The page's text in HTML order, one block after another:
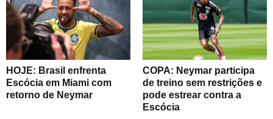
HOJE: Brasil enfrenta
Escócia em Miami com
retorno de Neymar
COPA: Neymar participa
de treino sem restrições e
pode estrear contra a
Escócia